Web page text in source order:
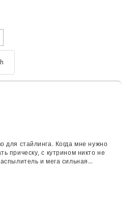
використання
для стайлинга. Когда мне нужно
прическу, с кутрином никто не
и мега сильная